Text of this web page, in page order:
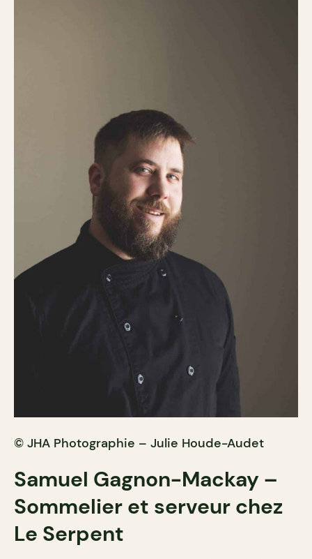
© JHA Photographie – Julie Houde-Audet
Samuel Gagnon-Mackay –
Sommelier et serveur chez
Le Serpent